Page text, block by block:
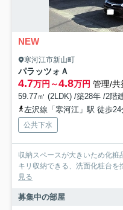
NEW
寒河江市新山町
パラッツォＡ
4.7万円～4.8万円 管理/共
59.77㎡ (2LDK) /築28年 /2階
左沢線「寒河江」駅 徒歩24
公共下水
収納スペースが大きいため化粧
キリ収納できる、洗面化粧台
見る
募集中の部屋